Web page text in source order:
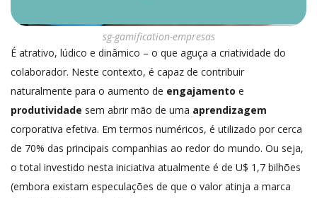
sg-gamification-empresas
É atrativo, lúdico e dinâmico – o que aguça a criatividade do
colaborador. Neste contexto, é capaz de contribuir
naturalmente para o aumento de engajamento e
produtividade sem abrir mão de uma aprendizagem
corporativa efetiva. Em termos numéricos, é utilizado por cerca
de 70% das principais companhias ao redor do mundo. Ou seja,
o total investido nesta iniciativa atualmente é de U$ 1,7 bilhões
(embora existam especulações de que o valor atinja a marca